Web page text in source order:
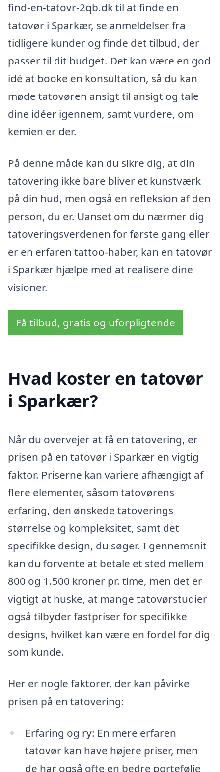
find-en-tatovr-2qb.dk til at finde en
tatovør i Sparkær, se anmeldelser fra
tidligere kunder og finde det tilbud, der
passer til dit budget. Det kan være en god
idé at booke en konsultation, så du kan
møde tatovøren ansigt til ansigt og tale
dine idéer igennem, samt vurdere, om
kemien er der.
På denne måde kan du sikre dig, at din
tatovering ikke bare bliver et kunstværk
på din hud, men også en refleksion af den
person, du er. Uanset om du nærmer dig
tatoveringsverdenen for første gang eller
er en erfaren tattoo-haber, kan en tatovør
i Sparkær hjælpe med at realisere dine
visioner.
Få tilbud, gratis og uforpligtende
Hvad koster en tatovør
i Sparkær?
Når du overvejer at få en tatovering, er
prisen på en tatovør i Sparkær en vigtig
faktor. Priserne kan variere afhængigt af
flere elementer, såsom tatovørens
erfaring, den ønskede tatoverings
størrelse og kompleksitet, samt det
specifikke design, du søger. I gennemsnit
kan du forvente at betale et sted mellem
800 og 1.500 kroner pr. time, men det er
vigtigt at huske, at mange tatovørstudier
også tilbyder fastpriser for specifikke
designs, hvilket kan være en fordel for dig
som kunde.
Her er nogle faktorer, der kan påvirke
prisen på en tatovering:
Erfaring og ry: En mere erfaren
tatovør kan have højere priser, men
de har også ofte en bedre portefølje